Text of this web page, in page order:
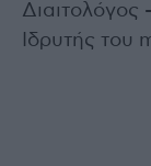
Διαιτολόγος
Ιδρυτής